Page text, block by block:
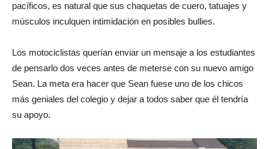
pacíficos, es natural que sus chaquetas de cuero, tatuajes y
músculos inculquen intimidación en posibles bullies.
Los motociclistas querían enviar un mensaje a los estudiantes
de pensarlo dos veces antes de meterse con su nuevo amigo
Sean. La meta era hacer que Sean fuese uno de los chicos
más geniales del colegio y dejar a todos saber que él tendría
su apoyo.